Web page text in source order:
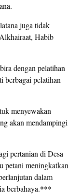
juga tidak
Habib
dengan pelatihan
berbagai pelatihan
menyewakan
akan mendampingi
pertanian di Desa
petani meningkatkan
dalam
berbahaya.***